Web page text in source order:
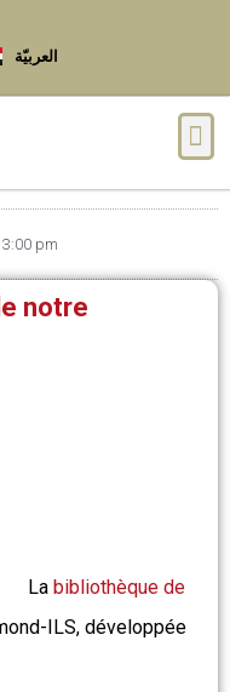
العربيّة
3:00 pm
notre
La bibliothèque de
ILS, développée